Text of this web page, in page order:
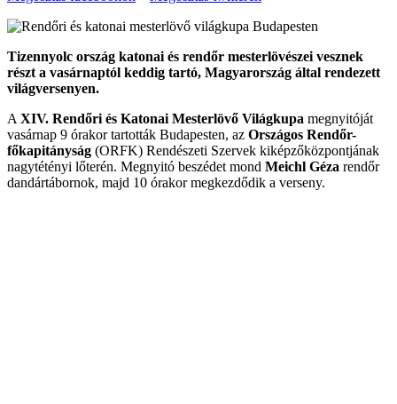
Tizennyolc ország katonai és rendőr mesterlövészei vesznek
részt a vasárnaptól keddig tartó, Magyarország által rendezett
világversenyen.
A XIV. Rendőri és Katonai Mesterlövő Világkupa megnyitóját
vasárnap 9 órakor tartották Budapesten, az Országos Rendőr-
főkapitányság (ORFK) Rendészeti Szervek kiképzőközpontjának
nagytétényi lőterén. Megnyitó beszédet mond Meichl Géza rendőr
dandártábornok, majd 10 órakor megkezdődik a verseny.